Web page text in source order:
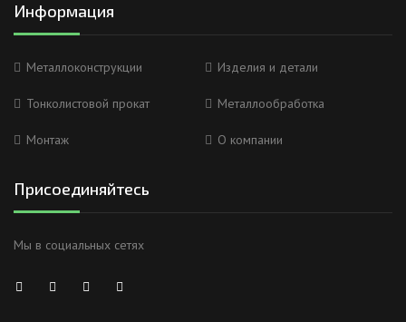
Информация
Металлоконструкции Изделия и детали
Тонколистовой прокат Металлообработка
Монтаж О компании
Присоединяйтесь
Мы в социальных сетях